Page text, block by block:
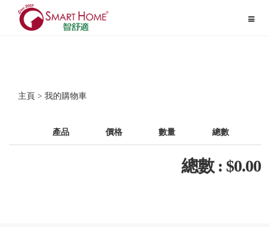
Toggle
主頁 > 我的購物車
產品 價格 數量 總數
總數 : $0.00